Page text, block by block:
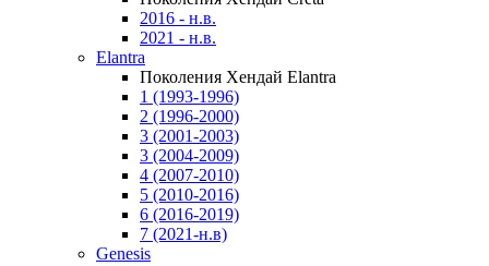
2016 - н.в.
2021 - н.в.
Elantra
Поколения Хендай Elantra
1 (1993-1996)
2 (1996-2000)
3 (2001-2003)
3 (2004-2009)
4 (2007-2010)
5 (2010-2016)
6 (2016-2019)
7 (2021-н.в)
Genesis